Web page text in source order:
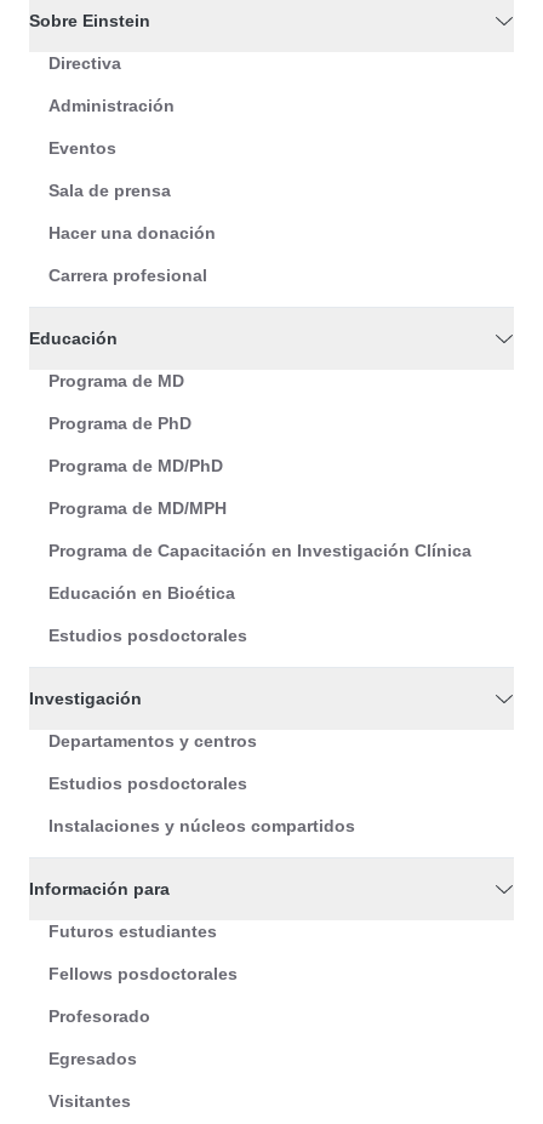
Sobre Einstein
Directiva
Administración
Eventos
Sala de prensa
Hacer una donación
Carrera profesional
Educación
Programa de MD
Programa de PhD
Programa de MD/PhD
Programa de MD/MPH
Programa de Capacitación en Investigación Clínica
Educación en Bioética
Estudios posdoctorales
Investigación
Departamentos y centros
Estudios posdoctorales
Instalaciones y núcleos compartidos
Información para
Futuros estudiantes
Fellows posdoctorales
Profesorado
Egresados
Visitantes